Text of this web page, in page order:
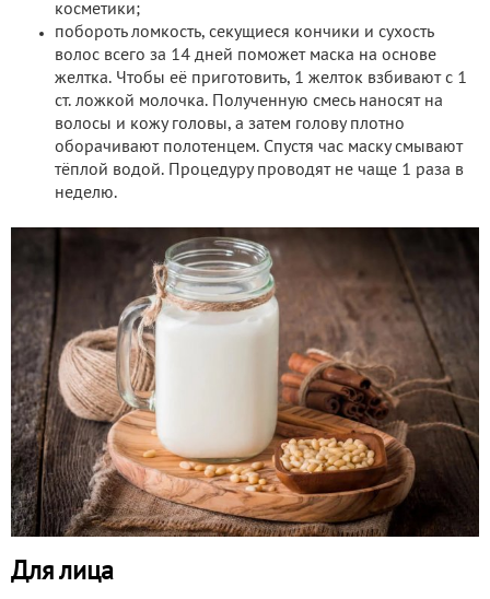
косметики;
побороть ломкость, секущиеся кончики и сухость
волос всего за 14 дней поможет маска на основе
желтка. Чтобы её приготовить, 1 желток взбивают с 1
ст. ложкой молочка. Полученную смесь наносят на
волосы и кожу головы, а затем голову плотно
оборачивают полотенцем. Спустя час маску смывают
тёплой водой. Процедуру проводят не чаще 1 раза в
неделю.
Для лица